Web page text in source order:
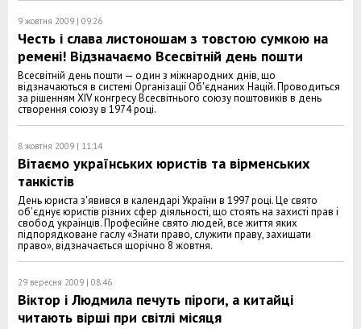
9 жовтня 2009 | 09:26
Честь і слава листоношам з товстою сумкою на
ремені! Відзначаємо Всесвітній день пошти
Всесвітній день пошти — один з міжнародних днів, що
відзначаються в системі Організації Об'єднаних Націй. Проводиться
за рішенням XIV конгресу Всесвітнього союзу поштовиків в день
створення союзу в 1974 році.
8 жовтня 2009 | 11:14
Вітаємо українських юристів та вірменських
танкістів
День юриста з'явився в календарі України в 1997 році. Це свято
об'єднує юристів різних сфер діяльності, що стоять на захисті прав і
свобод українців. Професійне свято людей, все життя яких
підпорядковане гаслу «Знати право, служити праву, захищати
право», відзначається щорічно 8 жовтня.
29 вересня 2009 | 08:46
Віктор і Людмила печуть піроги, а китайці
читають вірші при світлі місяця